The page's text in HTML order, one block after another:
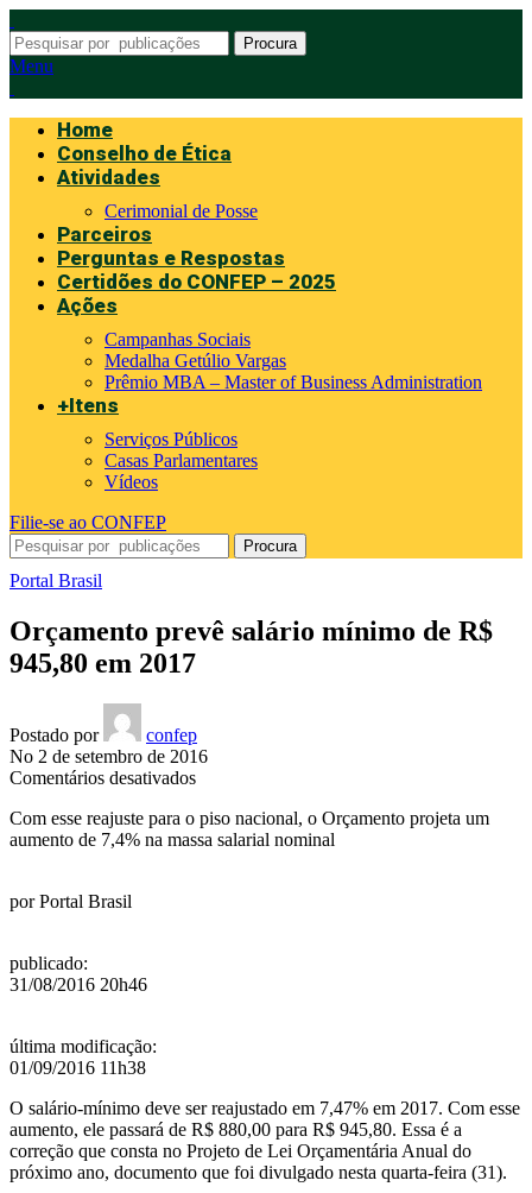
Procura
Menu
Home
Conselho de Ética
Atividades
Cerimonial de Posse
Parceiros
Perguntas e Respostas
Certidões do CONFEP – 2025
Ações
Campanhas Sociais
Medalha Getúlio Vargas
Prêmio MBA – Master of Business Administration
+Itens
Serviços Públicos
Casas Parlamentares
Vídeos
Filie-se ao CONFEP
Procura
Portal Brasil
Orçamento prevê salário mínimo de R$
945,80 em 2017
Postado por
confep
No 2 de setembro de 2016
Comentários desativadosem
prevê
salário
Com esse reajuste para o piso nacional, o Orçamento projeta um
aumento de 7,4% na massa salarial nominal
porPortal Brasil
publicado:
31/08/2016 20h46
última modificação:
01/09/2016 11h38
O salário-mínimo deve ser reajustado em 7,47% em 2017. Com esse
aumento, ele passará de R$ 880,00 para R$ 945,80. Essa é a
correção que consta no Projeto de Lei Orçamentária Anual do
próximo ano, documento que foi divulgado nesta quarta-feira (31).